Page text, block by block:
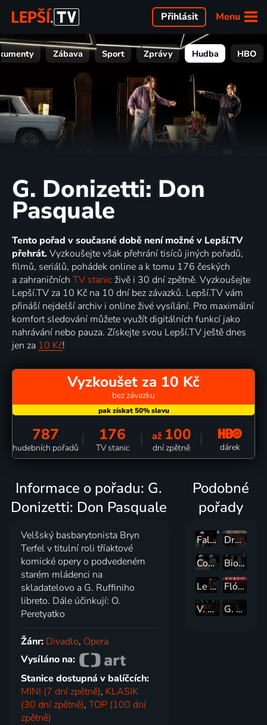
Menu
Přihlásit
Zábava Sport Zprávy Hudba HBO
G. Donizetti: Don
Pasquale
Tento pořad v současné době není možné v Lepší.TV
přehrát.Vyzkoušejte však přehrání tisíců jiných pořadů,
filmů, seriálů, pohádek online a k tomu 176 českých
a zahraničních TV stanic živě i 30 dní zpětně. Vyzkoušejte
Lepší.TV za 10 Kč na 10 dní bez závazků. Lepší.TV vám
přináší nejdelší archiv i online živé vysílání. Pro maximální
komfort sledování můžete využít digitálních funkcí jako
nahrávání nebo pauza. Získejte svou Lepší.TV ještě dnes
jen za 10 Kč!
Vyzkoušet za 10 Kč
bez závazku
787
hudebních pořadů
176
TV stanic
až 100
dní zpětně dárek
Informace o pořadu: G.
Donizetti: Don Pasquale
Velšský basbarytonista Bryn
Terfel v titulní roli tříaktové
komické opery o podvedeném
starém mládenci na
skladatelovo a G. Ruffiniho
libreto. Dále účinkují: O.
Peretyatko
Žánr: Divadlo, Opera
Vysíláno na:
Stanice dostupná v balíčcích:
MINI (7 dní zpětně), KLASIK
(30 dní zpětně),TOP (100 dní
zpětně)
Podobné
pořady
Fallait pas le dire
Drôle de genre
Comme il vous plaira
Biographie: un jeu
Le manteau de Janis
Flórez zpívá před milánským Dómem
V. Bellini: Norma
G. Verdi: Nabucco